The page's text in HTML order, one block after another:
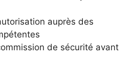
auprès des
de sécurité avant